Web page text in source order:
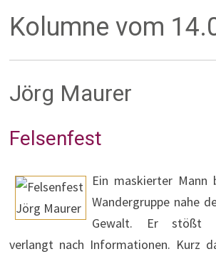
Kolumne vom
Jörg Maurer
Felsenfest
Ein maskierter
Wandergruppe nahe
Gewalt. Er stößt
verlangt nach Informationen. Kurz